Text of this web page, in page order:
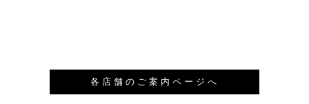
各店舗のご案内ページへ